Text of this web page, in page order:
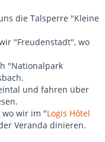
die Talsperre "Kleine
"Freudenstadt", wo
"Nationalpark
und fahren über
wo wir im "Logis Hôtel
Veranda dinieren.